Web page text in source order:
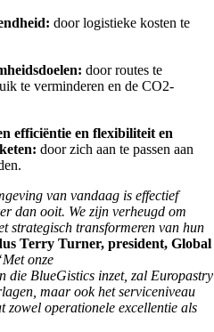
door logistieke kosten te
door routes te
te verminderen en de CO2-
efficiëntie en flexibiliteit en
door zich aan te passen aan
van vandaag is effectief
dan ooit. We zijn verheugd om
strategisch transformeren van hun
Terry Turner, president, Global
onze
die BlueGistics inzet, zal Europastry
maar ook het serviceniveau
zowel operationele excellentie als